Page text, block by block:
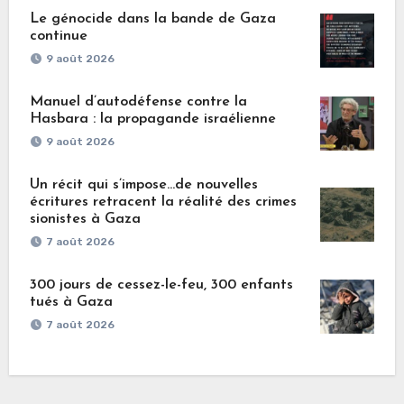
Le génocide dans la bande de Gaza
continue
9 août 2026
Manuel d’autodéfense contre la
Hasbara : la propagande israélienne
9 août 2026
Un récit qui s’impose…de nouvelles
écritures retracent la réalité des crimes
sionistes à Gaza
7 août 2026
300 jours de cessez-le-feu, 300 enfants
tués à Gaza
7 août 2026